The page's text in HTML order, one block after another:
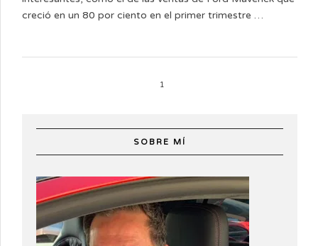
creció en un 80 por ciento en el primer trimestre …
1
SOBRE MÍ